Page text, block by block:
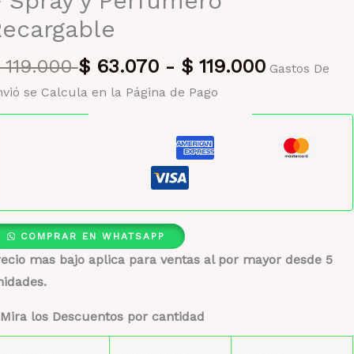
$63.070- $119.000 Gastos De
se Calcula en la Página de Pago
COMPRAR EN WHATSAPP
mas bajo aplica para ventas al por mayor desde 5
los Descuentos por cantidad